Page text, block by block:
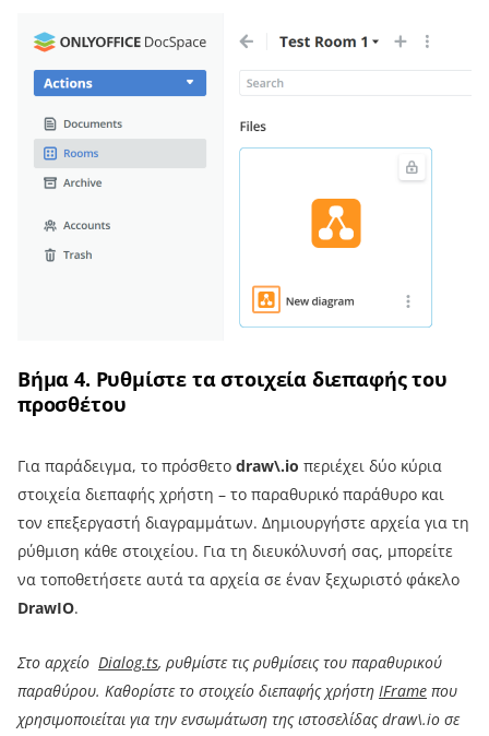
Βήμα 4. Ρυθμίστε τα στοιχεία διεπαφής του
προσθέτου
Για παράδειγμα, το πρόσθετο draw\.io περιέχει δύο κύρια
στοιχεία διεπαφής χρήστη – το παραθυρικό παράθυρο και
τον επεξεργαστή διαγραμμάτων. Δημιουργήστε αρχεία για τη
ρύθμιση κάθε στοιχείου. Για τη διευκόλυνσή σας, μπορείτε
να τοποθετήσετε αυτά τα αρχεία σε έναν ξεχωριστό φάκελο
DrawIO.
Στο αρχείο Dialog.ts, ρυθμίστε τις ρυθμίσεις του παραθυρικού
παραθύρου. Καθορίστε το στοιχείο διεπαφής χρήστη IFrame που
χρησιμοποιείται για την ενσωμάτωση της ιστοσελίδας draw\.io σε